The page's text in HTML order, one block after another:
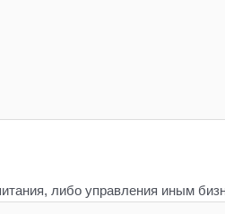
либо управления иным